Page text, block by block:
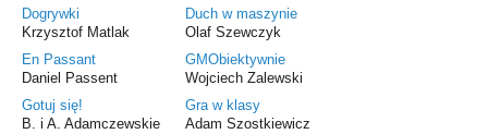
Dogrywki
Krzysztof Matlak
Duch w maszynie
Olaf Szewczyk
En Passant
Daniel Passent
GMObiektywnie
Wojciech Zalewski
Gotuj się!
B. i A. Adamczewskie
Gra w klasy
Adam Szostkiewicz